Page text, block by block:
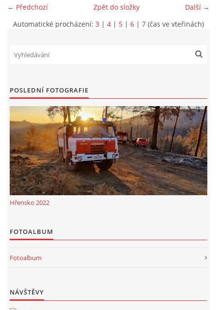
← Předchozí Další →
Zpět do složky
Automatické procházení: 3 | 4 | 5 | 6 | 7 (čas ve vteřinách)
POSLEDNÍ FOTOGRAFIE
Hřensko 2022
FOTOALBUM
Fotoalbum
NÁVŠTĚVY